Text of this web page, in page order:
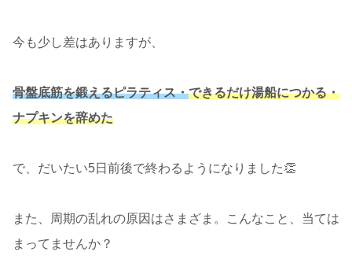
今も少し差はありますが、
骨盤底筋を鍛えるピラティス・できるだけ湯船につかる・
ナプキンを辞めた
で、だいたい5日前後で終わるようになりました👏
また、周期の乱れの原因はさまざま。こんなこと、当ては
まってませんか？